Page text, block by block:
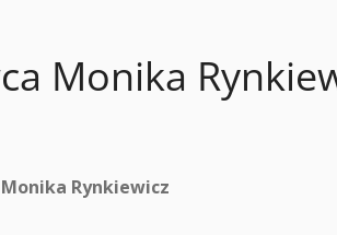
Monika
Monika Rynkiewicz